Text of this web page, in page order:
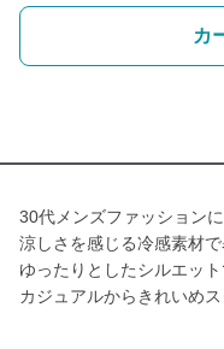
カ
30代メンズファッション
涼しさを感じる冷感素材
ゆったりとしたシルエッ
カジュアルからきれいめ